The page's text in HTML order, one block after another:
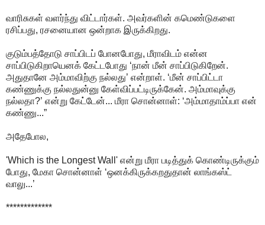
வாரிசுகள் வளர்ந்து விட்டார்கள். அவர்களின் கமெண்டுகளை
ரசிப்பது, ரசனையான ஒன்றாக இருக்கிறது.
குடும்பத்தோடு சாப்பிடப் போனபோது, மீராவிடம் என்ன
சாப்பிடுகிறாயெனக் கேட்டபோது ‘நான் மீன் சாப்பிடுகிறேன்.
அதுதானே அம்மாவிற்கு நல்லது’ என்றாள். ‘மீன் சாப்பிட்டா
கண்ணுக்கு நல்லதுன்னு கேள்விப்பட்டிருக்கேன். அம்மாவுக்கு
நல்லதா?’ என்று கேட்டேன்... மீரா சொன்னாள்: ‘அம்மாதாம்ப்பா என்
கண்ணு...”
அதேபோல,
'Which is the Longest Wall' என்று மீரா படித்துக் கொண்டிருக்கும்
போது, மேகா சொன்னாள் ‘ஒனக்கிருக்கறதுதான் லாங்கஸ்ட்
வாலு...’
*************